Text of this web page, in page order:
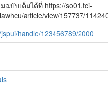
ฉบับเต็มได้ที่ https://so01.tci-
article/view/157737/
handle/123456789/2000